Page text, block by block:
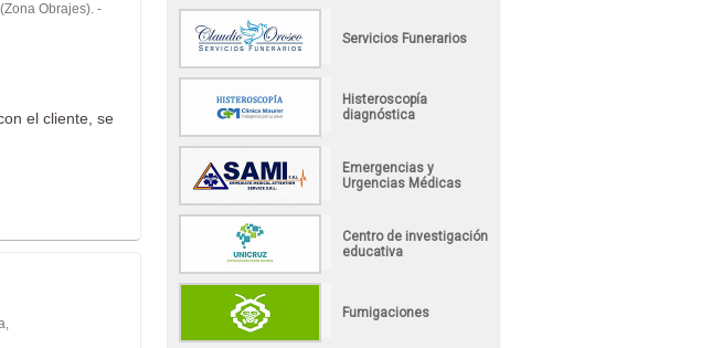
Obrajes). -
el cliente, se
Servicios Funerarios
Histeroscopía
diagnóstica
Emergencias y
Urgencias Médicas
Centro de investigación
educativa
Fumigaciones